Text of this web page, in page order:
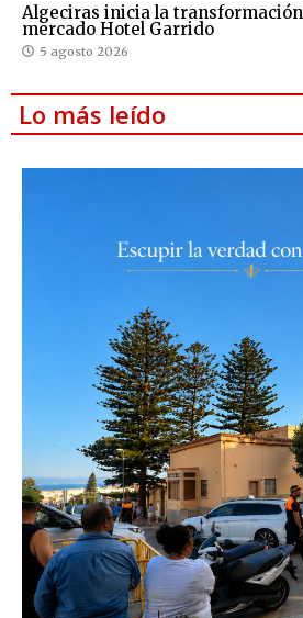
Algeciras inicia la
mercado Hotel Garrido
5 agosto 2026
Lo más leído